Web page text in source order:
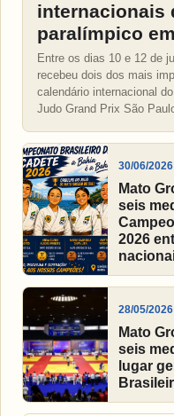
internacionais
paralímpico
Entre os dias 10 e 12 de
recebeu dois dos mais
calendário internacional
Judo Grand Prix São
30/06/2026
Mato
seis
2026
28/05/2026
Mato
seis
lugar